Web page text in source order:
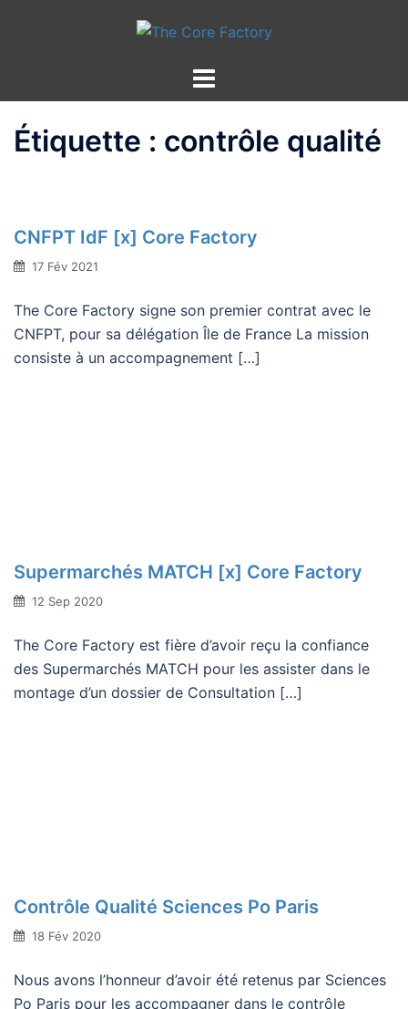
Étiquette : contrôle qualité
CNFPT IdF [x] Core Factory
17 Fév 2021
The Core Factory signe son premier contrat avec le
CNFPT, pour sa délégation Île de France La mission
consiste à un accompagnement […]
Supermarchés MATCH [x] Core Factory
12 Sep 2020
The Core Factory est fière d’avoir reçu la confiance
des Supermarchés MATCH pour les assister dans le
montage d’un dossier de Consultation […]
Contrôle Qualité Sciences Po Paris
18 Fév 2020
Nous avons l’honneur d’avoir été retenus par Sciences
Po Paris pour les accompagner dans le contrôle